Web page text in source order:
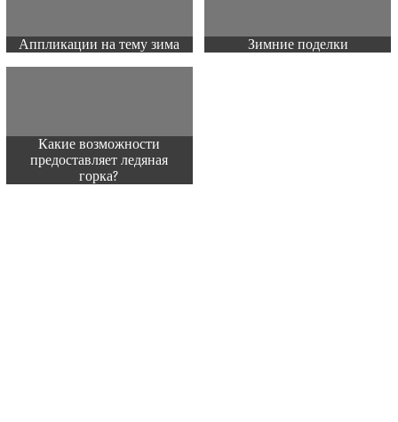
Аппликации на тему зима Зимние поделки
Какие возможности
предоставляет ледяная
горка?